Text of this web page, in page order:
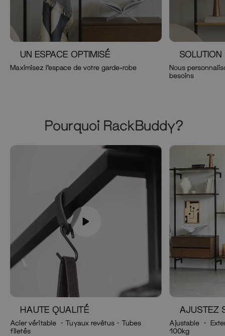
Maximisez l'espace de votre garde-robe
UN ESPACE OPTIMISÉ
Nous
besoins
SOLUTION
Pourquoi RackBuddy?
Acier véritable ・Tuyaux revêtus・Tubes
filetés
HAUTE QUALITÉ
Ajustable ・
100kg
AJUSTEZ